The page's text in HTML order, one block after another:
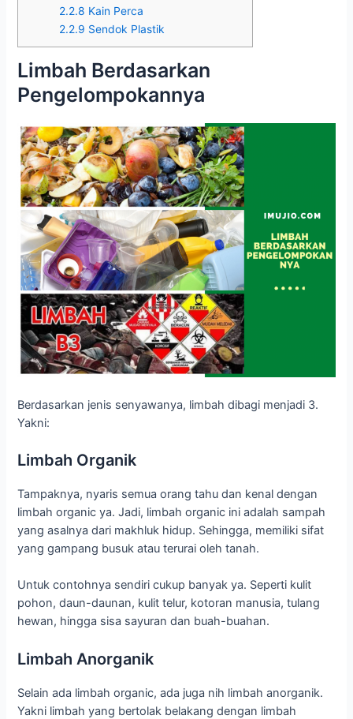
2.2.8 Kain Perca
2.2.9 Sendok Plastik
Limbah Berdasarkan
Pengelompokannya
Berdasarkan jenis senyawanya, limbah dibagi menjadi 3.
Yakni:
Limbah Organik
Tampaknya, nyaris semua orang tahu dan kenal dengan
limbah organic ya. Jadi, limbah organic ini adalah sampah
yang asalnya dari makhluk hidup. Sehingga, memiliki sifat
yang gampang busuk atau terurai oleh tanah.
Untuk contohnya sendiri cukup banyak ya. Seperti kulit
pohon, daun-daunan, kulit telur, kotoran manusia, tulang
hewan, hingga sisa sayuran dan buah-buahan.
Limbah Anorganik
Selain ada limbah organic, ada juga nih limbah anorganik.
Yakni limbah yang bertolak belakang dengan limbah